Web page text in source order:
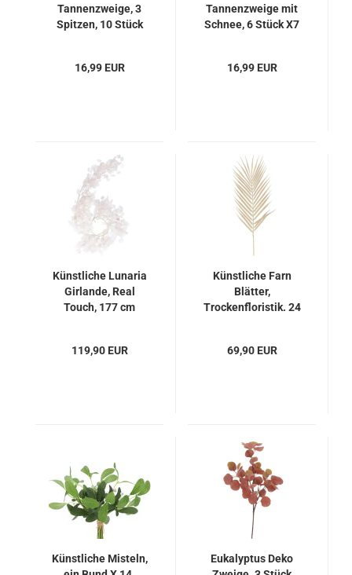
Tannenzweige, 3
Spitzen, 10 Stück
16,99 EUR
Tannenzweige mit
Schnee, 6 Stück X7
16,99 EUR
Künstliche Lunaria
Girlande, Real
Touch, 177 cm
119,90 EUR
Künstliche Farn
Blätter,
Trockenfloristik. 24
69,90 EUR
Künstliche Misteln,
Eukalyptus Deko